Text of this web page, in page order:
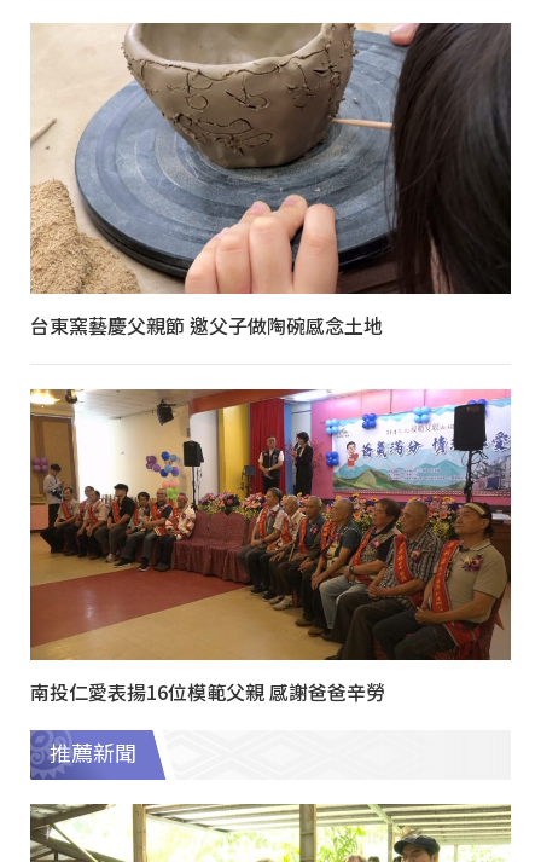
台東窯藝慶父親節 邀父子做陶碗感念土地
南投仁愛表揚16位模範父親 感謝爸爸辛勞
推薦新聞